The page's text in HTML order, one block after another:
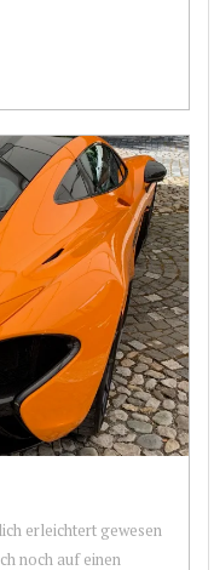
erleichtert gewesen
noch auf einen